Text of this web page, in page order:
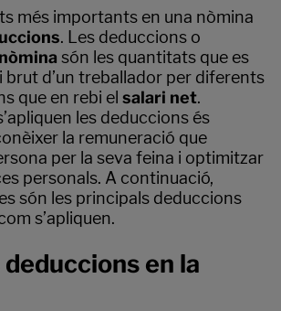
més importants en una nòmina
. Les deduccions o
són les quantitats que es
brut d’un treballador per diferents
que en rebi el salari net.
les deduccions és
la remuneració que
per la seva feina i optimitzar
personals. A continuació,
són les principals deduccions
s’apliquen.
en la